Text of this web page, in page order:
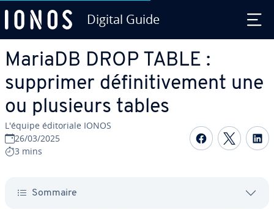
Digital Guide
MariaDB DROP TABLE :
supprimer dé­fi­ni­ti­ve­ment une
ou plusieurs tables
L'équipe édi­to­riale IONOS
26/03/2025
3 mins
Partager
Sommaire